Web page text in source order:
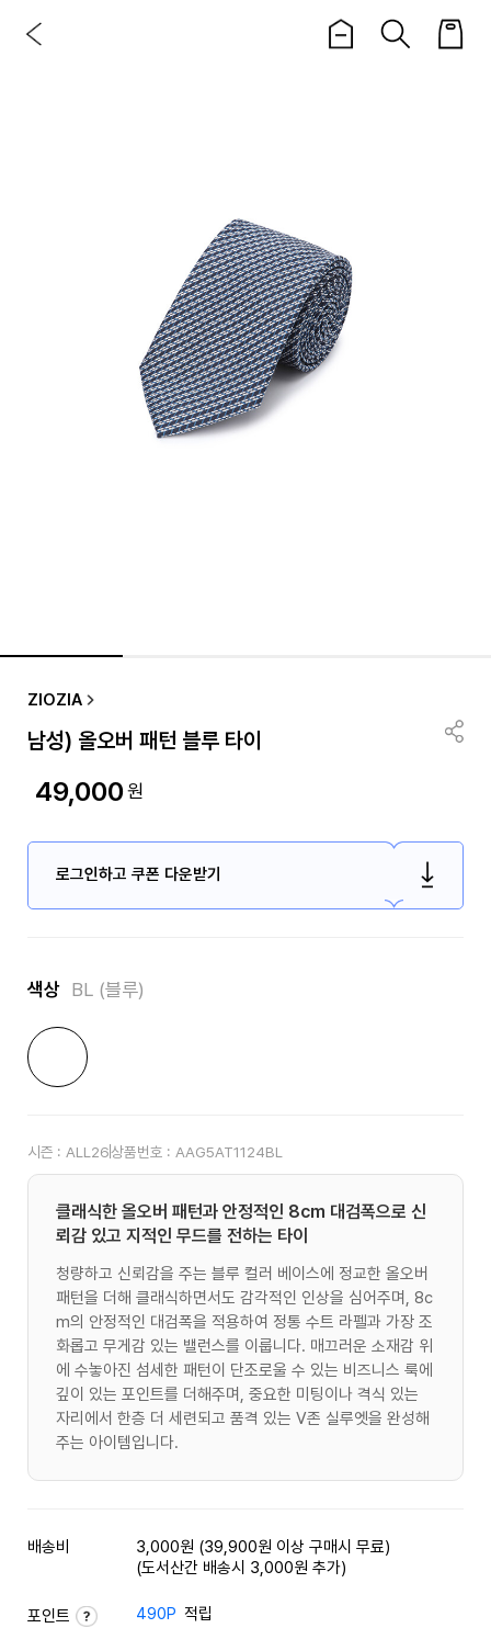
ZIOZIA
남성) 올오버 패턴 블루 타이
49,000원
로그인하고 쿠폰 다운받기
색상 BL (블루)
시즌 : ALL26상품번호 : AAG5AT1124BL
클래식한 올오버 패턴과 안정적인 8cm 대검폭으로 신
뢰감 있고 지적인 무드를 전하는 타이
청량하고 신뢰감을 주는 블루 컬러 베이스에 정교한 올오버
패턴을 더해 클래식하면서도 감각적인 인상을 심어주며, 8c
m의 안정적인 대검폭을 적용하여 정통 수트 라펠과 가장 조
화롭고 무게감 있는 밸런스를 이룹니다. 매끄러운 소재감 위
에 수놓아진 섬세한 패턴이 단조로울 수 있는 비즈니스 룩에
깊이 있는 포인트를 더해주며, 중요한 미팅이나 격식 있는
자리에서 한층 더 세련되고 품격 있는 V존 실루엣을 완성해
주는 아이템입니다.
배송비
3,000원 (39,900원 이상 구매시 무료)
(도서산간 배송시 3,000원 추가)
포인트 490P 적립